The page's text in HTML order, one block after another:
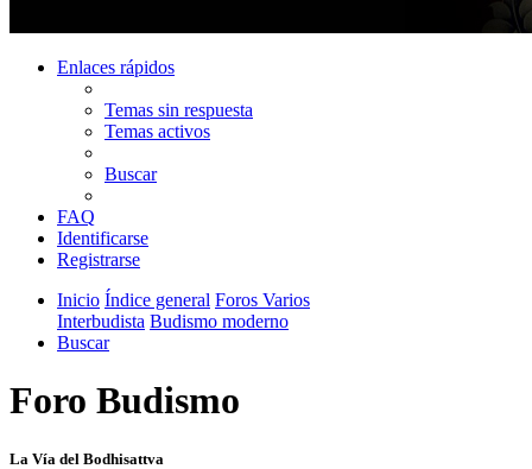
Enlaces rápidos
Temas sin respuesta
Temas activos
Buscar
FAQ
Identificarse
Registrarse
Inicio Índice general Foros Varios
Interbudista Budismo moderno
Buscar
Foro Budismo
La Vía del Bodhisattva